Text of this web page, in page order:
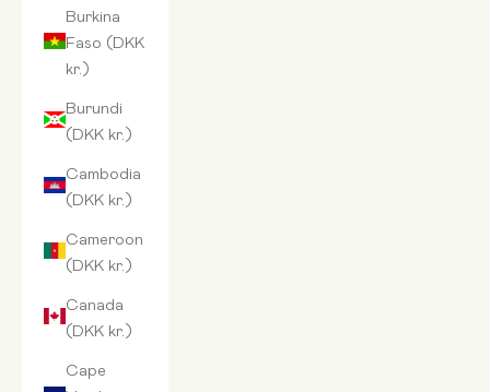
Burkina
Faso (DKK
kr.)
Burundi
(DKK kr.)
Cambodia
(DKK kr.)
Cameroon
(DKK kr.)
Canada
(DKK kr.)
Cape